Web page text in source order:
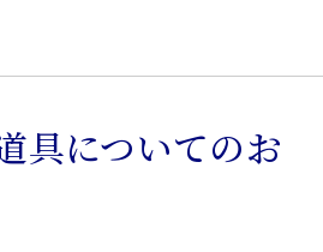
具についてのお